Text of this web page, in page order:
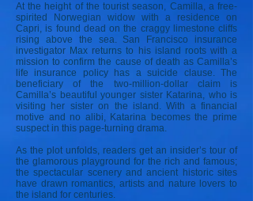
At the height of the tourist season, Camilla, a free-
spirited Norwegian widow with a residence on
Capri, is found dead on the craggy limestone cliffs
rising above the sea. San Francisco insurance
investigator Max returns to his island roots with a
mission to confirm the cause of death as Camilla’s
life insurance policy has a suicide clause. The
beneficiary of the two-million-dollar claim is
Camilla’s beautiful younger sister Katarina, who is
visiting her sister on the island. With a financial
motive and no alibi, Katarina becomes the prime
suspect in this page-turning drama.
As the plot unfolds, readers get an insider’s tour of
the glamorous playground for the rich and famous;
the spectacular scenery and ancient historic sites
have drawn romantics, artists and nature lovers to
the island for centuries.